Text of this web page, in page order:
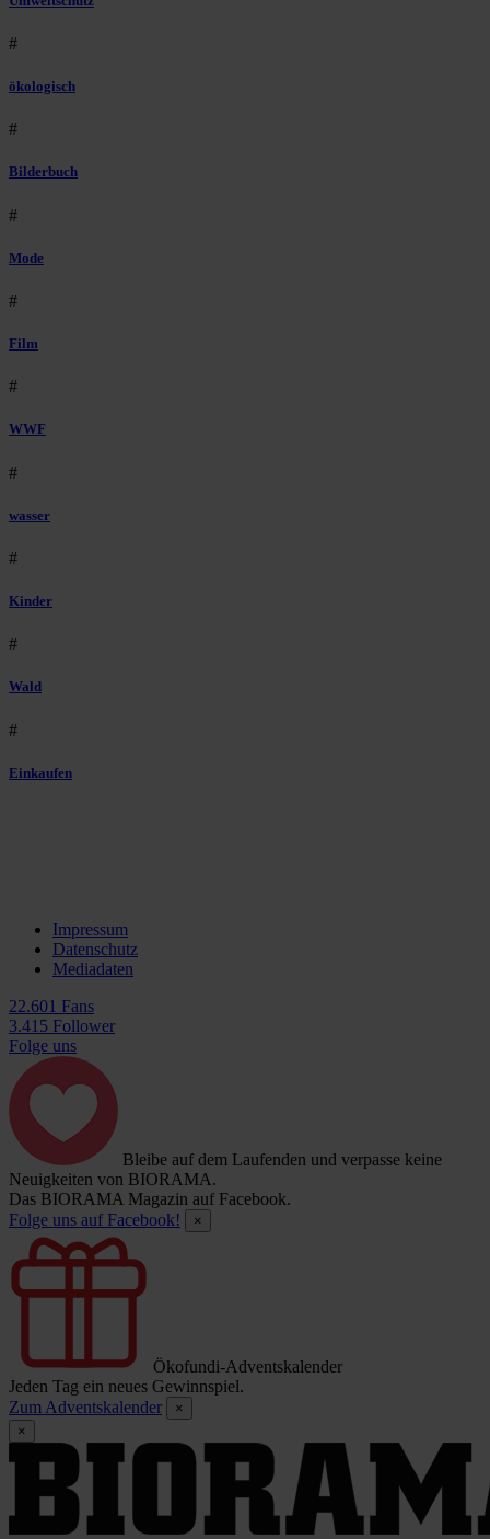
#
ökologisch
#
Bilderbuch
#
Mode
#
Film
#
WWF
#
wasser
#
Kinder
#
Wald
#
Einkaufen
Impressum
Datenschutz
Mediadaten
22.601 Fans
3.415 Follower
Folge uns
Bleibe auf dem Laufenden und verpasse keine
Neuigkeiten von BIORAMA.
Das BIORAMA Magazin auf Facebook.
Folge uns auf Facebook!
×
Ökofundi-Adventskalender
Jeden Tag ein neues Gewinnspiel.
Zum Adventskalender
×
×